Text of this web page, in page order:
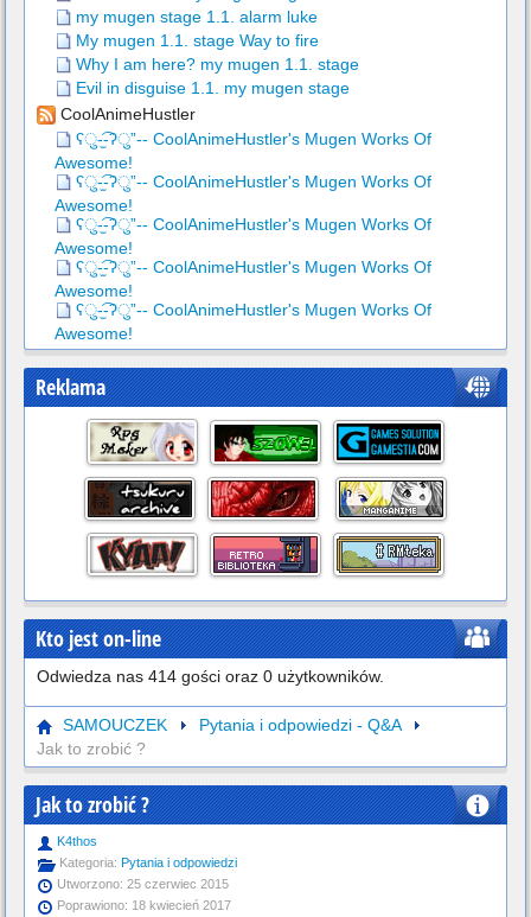
my mugen stage 1.1. alarm luke
My mugen 1.1. stage Way to fire
Why I am here? my mugen 1.1. stage
Evil in disguise 1.1. my mugen stage
CoolAnimeHustler
ʕु-̫͡-ʔु”-- CoolAnimeHustler's Mugen Works Of
Awesome!
ʕु-̫͡-ʔु”-- CoolAnimeHustler's Mugen Works Of
Awesome!
ʕु-̫͡-ʔु”-- CoolAnimeHustler's Mugen Works Of
Awesome!
ʕु-̫͡-ʔु”-- CoolAnimeHustler's Mugen Works Of
Awesome!
ʕु-̫͡-ʔु”-- CoolAnimeHustler's Mugen Works Of
Awesome!
Reklama
Kto jest on-line
Odwiedza nas 414 gości oraz 0 użytkowników.
SAMOUCZEK
Pytania i odpowiedzi - Q&A
Jak to zrobić ?
Jak to zrobić ?
K4thos
Kategoria: Pytania i odpowiedzi
Utworzono: 25 czerwiec 2015
Poprawiono: 18 kwiecień 2017